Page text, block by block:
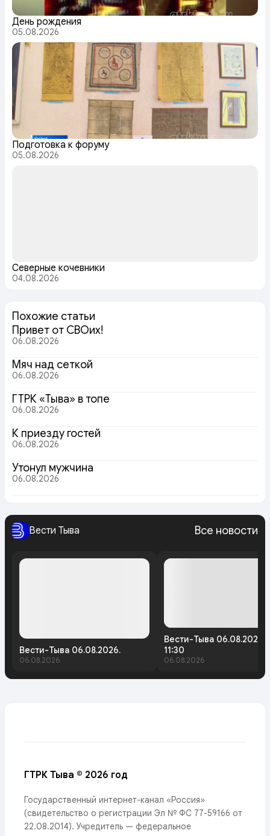
День рождения
05.08.2026
Подготовка к форуму
05.08.2026
Северные кочевники
04.08.2026
Похожие статьи
Привет от СВОих!
06.08.2026
Мяч над сеткой
06.08.2026
ГТРК «Тыва» в топе
06.08.2026
К приезду гостей
06.08.2026
Утонул мужчина
06.08.2026
Вести Тыва Все новости
Вести-Тыва 06.08.2026.
06.08.2026
Вести-Тыва 06.08.2026.
11:30
06.08.2026
ГТРК Тыва © 2026 год
Государственный интернет-канал «Россия»
(свидетельство о регистрации Эл № ФС 77-59166 от
22.08.2014). Учредитель — федеральное